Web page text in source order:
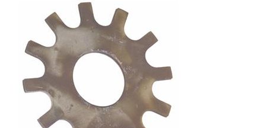
para demarcar camadas finas como as
tintas 1-K Adequado para Von Arx VA 30,
VA 30 SH